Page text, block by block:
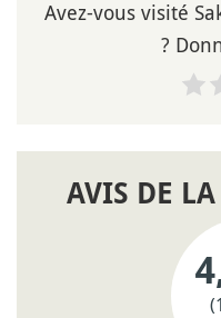
Avez-vous visité
?
AVIS DE